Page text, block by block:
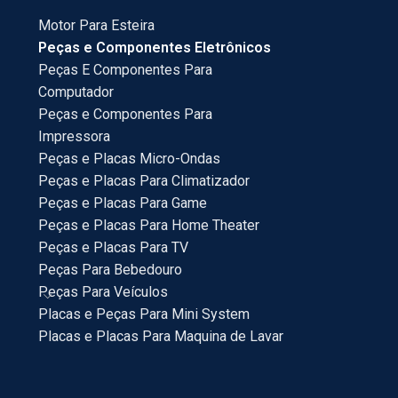
Motor Para Esteira
Peças e Componentes Eletrônicos
Peças E Componentes Para
Computador
Peças e Componentes Para
Impressora
Peças e Placas Micro-Ondas
Peças e Placas Para Climatizador
Peças e Placas Para Game
Peças e Placas Para Home Theater
Peças e Placas Para TV
Peças Para Bebedouro
Peças Para Veículos
Placas e Peças Para Mini System
Placas e Placas Para Maquina de Lavar